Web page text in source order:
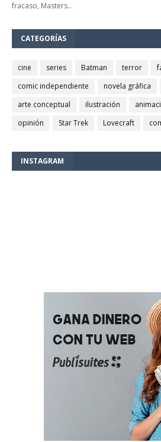
fracaso, Masters…
CATEGORÍAS
cine series Batman terror
comic independiente
novela gráfica
arte conceptual
ilustración
opinión
Star Trek Lovecraft
INSTAGRAM